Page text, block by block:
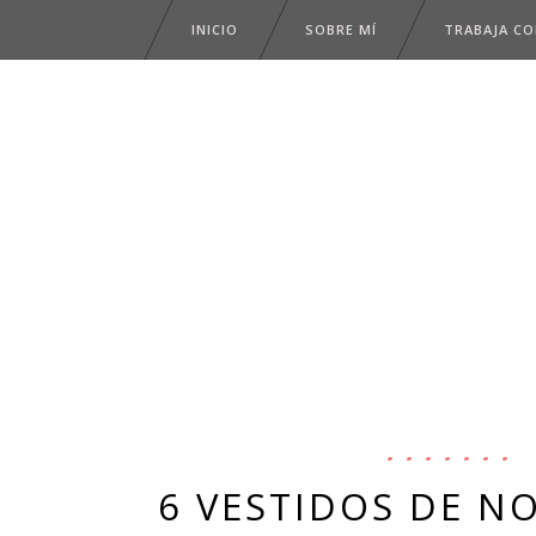
INICIO SOBRE MÍ TRABAJA
6 VESTIDOS DE